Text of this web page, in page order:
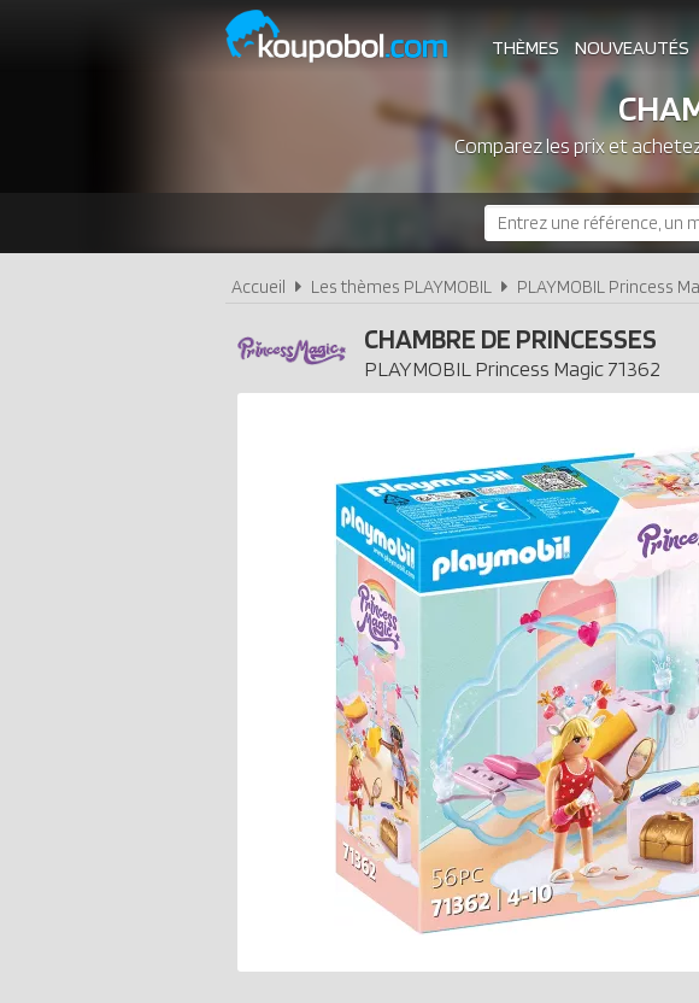
THÈMES NOUVEAUTÉS
Comparez les prix et
Accueil Les thèmes PLAYMOBIL PLAYMOBIL Princess
CHAMBRE DE PRINCESSES
PLAYMOBIL Princess Magic71362